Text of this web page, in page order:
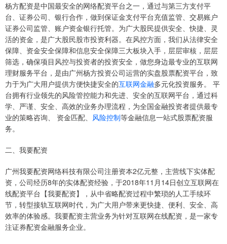
杨方配资是中国最安全的网络配资平台之一，通过与第三方支付平
台、证券公司、银行合作，做到保证金支付平台充值监管、交易账户
证券公司监管、账户资金银行托管。为广大股民提供安全、快捷、灵
活的资金，是广大股民股市投资利器。在风控方面，我们从法律安全
保障、资金安全保障和信息安全保障三大板块入手，层层审核，层层
筛选，确保项目风控与投资者的投资安全，做您身边最专业的互联网
理财服务平台，是由广州杨方投资公司运营的实盘股票配资平台，致
力于为广大用户提供方便快捷安全的互联网金融多元化投资服务。 平
台拥有行业领先的风险管控能力和先进、安全的互联网平台，通过科
学、严谨、安全、高效的业务办理流程，为全国金融投资者提供最专
业的策略咨询、 资金匹配、 风险控制等金融信息一站式股票配资服
务。
二、我要配资
广州我要配资网络科技有限公司注册资本2亿元整，主营线下实体配
资，公司经历8年的实体配资经验，于2018年11月14日创立互联网在
线配资平台【我要配资】，从中省略配资过程中繁琐的人工手续环
节，转型接轨互联网时代，为广大用户带来更快捷、便利、安全、高
效率的体验感。我要配资主营业务为针对互联网在线配资，是一家专
注证券配资金融服务企业。